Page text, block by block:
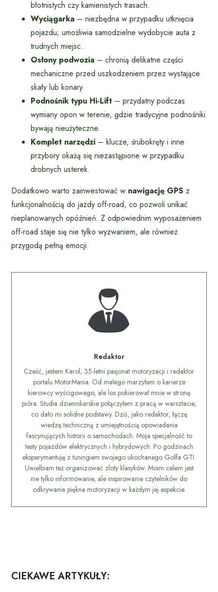
błotnistych czy kamienistych trasach.
Wyciągarka – niezbędna w przypadku utknięcia
pojazdu; umożliwia samodzielne wydobycie auta z
trudnych miejsc.
Osłony podwozia – chronią delikatne części
mechaniczne przed uszkodzeniem przez wystające
skały lub konary.
Podnośnik typu Hi-Lift – przydatny podczas
wymiany opon w terenie, gdzie tradycyjne podnośniki
bywają nieużyteczne.
Komplet narzędzi – klucze, śrubokręty i inne
przybory okażą się niezastąpione w przypadku
drobnych usterek.
Dodatkowo warto zainwestować w nawigację GPS z
funkcjonalnością do jazdy off-road, co pozwoli unikać
nieplanowanych opóźnień. Z odpowiednim wyposażeniem
off-road staje się nie tylko wyzwaniem, ale również
przygodą pełną emocji.
Redaktor
Cześć, jestem Karol, 35-letni pasjonat motoryzacji i redaktor
portalu MotorMania. Od małego marzyłem o karierze
kierowcy wyścigowego, ale los pokierował mnie w stronę
pióra. Studia dziennikarskie połączyłem z pracą w warsztacie,
co dało mi solidne podstawy. Dziś, jako redaktor, łączę
wiedzę techniczną z umiejętnością opowiadania
fascynujących historii o samochodach. Moja specjalność to
testy pojazdów elektrycznych i hybrydowych. Po godzinach
eksperymentuję z tuningiem swojego ukochanego Golfa GTI.
Uwielbiam też organizować zloty klasyków. Moim celem jest
nie tylko informowanie, ale inspirowanie czytelników do
odkrywania piękna motoryzacji w każdym jej aspekcie.
CIEKAWE ARTYKUŁY: